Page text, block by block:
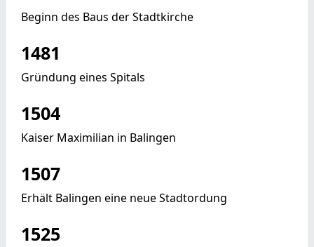
Beginn des Baus der Stadtkirche
1481
Gründung eines Spitals
1504
Kaiser Maximilian in Balingen
1507
Erhält Balingen eine neue Stadtordung
1525